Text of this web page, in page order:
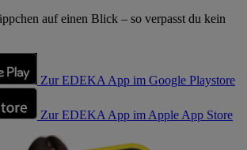
auf einen Blick – so verpasst du kein
Zur EDEKA App im Google Playstore
Zur EDEKA App im Apple App Store